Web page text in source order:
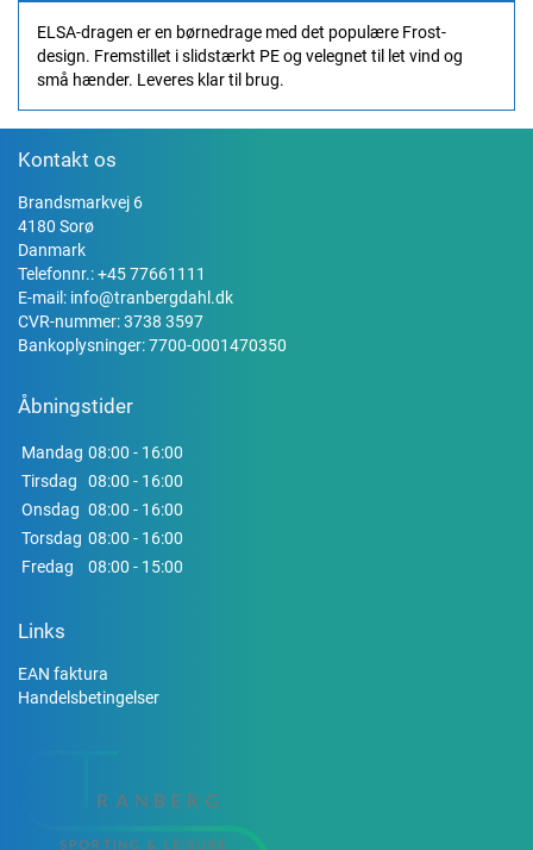
ELSA-dragen er en børnedrage med det populære Frost-
design. Fremstillet i slidstærkt PE og velegnet til let vind og
små hænder. Leveres klar til brug.
Kontakt os
Brandsmarkvej 6
4180 Sorø
Danmark
Telefonnr.:+45 77661111
E-mail: info@tranbergdahl.dk
CVR-nummer: 3738 3597
Bankoplysninger: 7700-0001470350
Åbningstider
Mandag 08:00 - 16:00
Tirsdag
08:00 - 16:00
Onsdag 08:00 - 16:00
Torsdag 08:00 - 16:00
Fredag
08:00 - 15:00
Links
EAN faktura
Handelsbetingelser